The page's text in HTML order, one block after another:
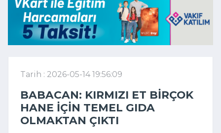
Tarih : 2026-05-14 19:56:09
BABACAN: KIRMIZI ET BIRÇOK
HANE IÇIN TEMEL GIDA
OLMAKTAN ÇIKTI